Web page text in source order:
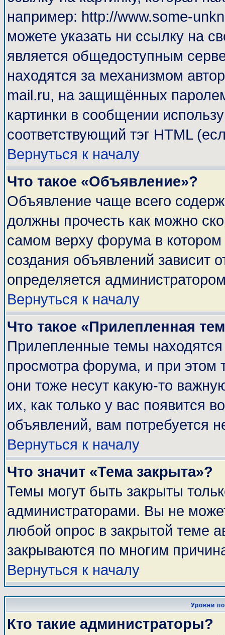
например: http://www.some-
можете указать ни ссылку на
является общедоступным
находятся за механизмом
mail.ru, на защищённых
картинки в сообщении
соответствующий тэг HTML
Вернуться к началу
Что такое «Объявление»?
Объявление чаще всего
должны прочесть как можно
самом верху форума в
создания объявлений зависит
определяется
Вернуться к началу
Что такое «Прилепленная
Прилепленные темы
просмотра форума, и при этом
они тоже несут какую-то
их, как только у вас появится
объявлений, вам потребуется
Вернуться к началу
Что значит «Тема закрыта»?
Темы могут быть закрыты
администраторами. Вы не
любой опрос в закрытой теме
закрываются по многим
Вернуться к началу
Уровни
Кто такие администраторы?